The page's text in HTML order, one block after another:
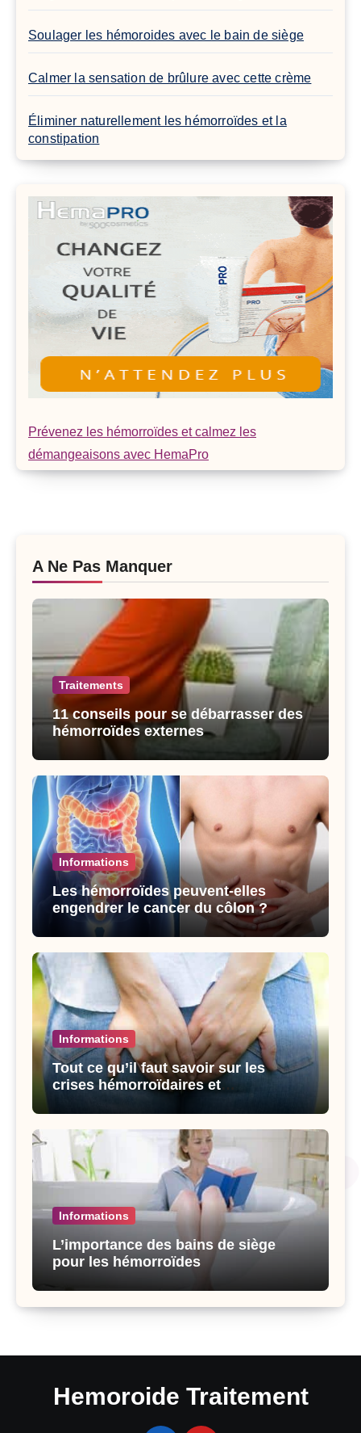
Soulager les hémoroides avec le bain de siège
Calmer la sensation de brûlure avec cette crème
Éliminer naturellement les hémorroïdes et la
constipation
Prévenez les hémorroïdes et calmez les
démangeaisons avec HemaPro
A Ne Pas Manquer
Traitements
11 conseils pour se débarrasser des
hémorroïdes externes
Informations
Les hémorroïdes peuvent-elles
engendrer le cancer du côlon ?
Informations
Tout ce qu’il faut savoir sur les
crises hémorroïdaires et
Informations
L’importance des bains de siège
pour les hémorroïdes
Hemoroide Traitement